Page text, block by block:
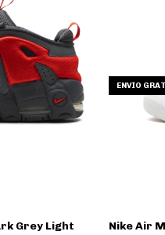
Grey Light
ENVÍO
Nike Air